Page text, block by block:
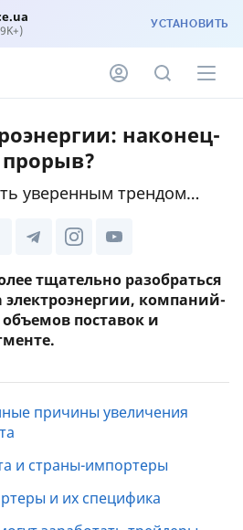
УСТАНОВИТЬ
наконец-
уверенным трендом…
тщательно разобраться
электроэнергии, компаний-
поставок и
причины увеличения
и страны-импортеры
и их специфика